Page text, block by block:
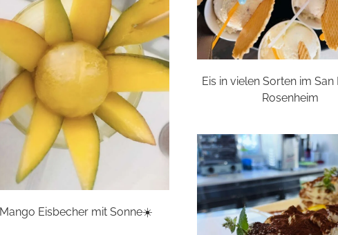
Mango Eisbecher mit Sonne☀️
Eis in vielen Sorten im
Rosenheim